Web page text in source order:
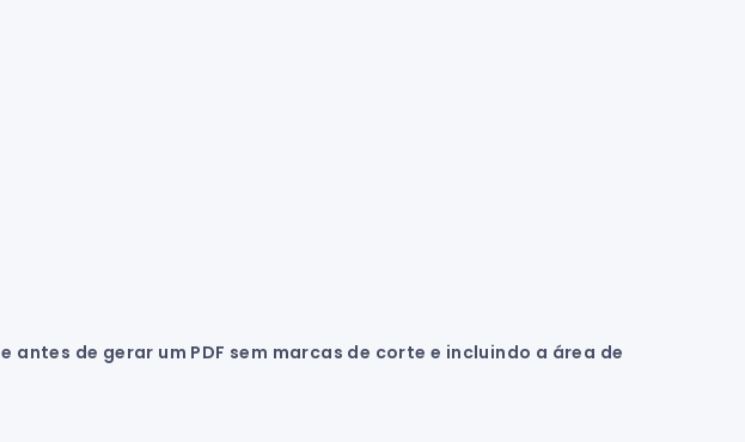
de gerar um PDF sem marcas de corte e incluindo a área de